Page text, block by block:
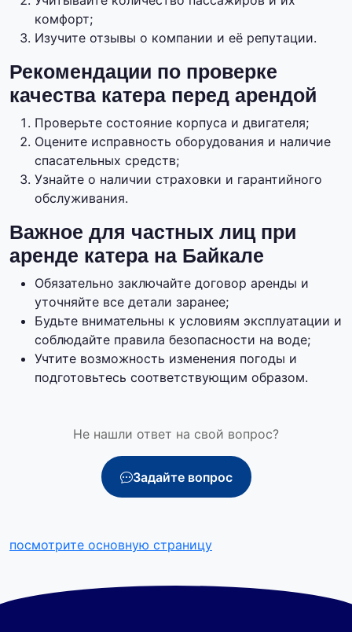
комфорт;
Изучите отзывы о компании и её репутации.
Рекомендации по проверке
качества катера перед арендой
Проверьте состояние корпуса и двигателя;
Оцените исправность оборудования и наличие
спасательных средств;
Узнайте о наличии страховки и гарантийного
обслуживания.
Важное для частных лиц при
аренде катера на Байкале
Обязательно заключайте договор аренды и
уточняйте все детали заранее;
Будьте внимательны к условиям эксплуатации и
соблюдайте правила безопасности на воде;
Учтите возможность изменения погоды и
подготовьтесь соответствующим образом.
Не нашли ответ на свой вопрос?
Задайте вопрос
посмотрите основную страницу